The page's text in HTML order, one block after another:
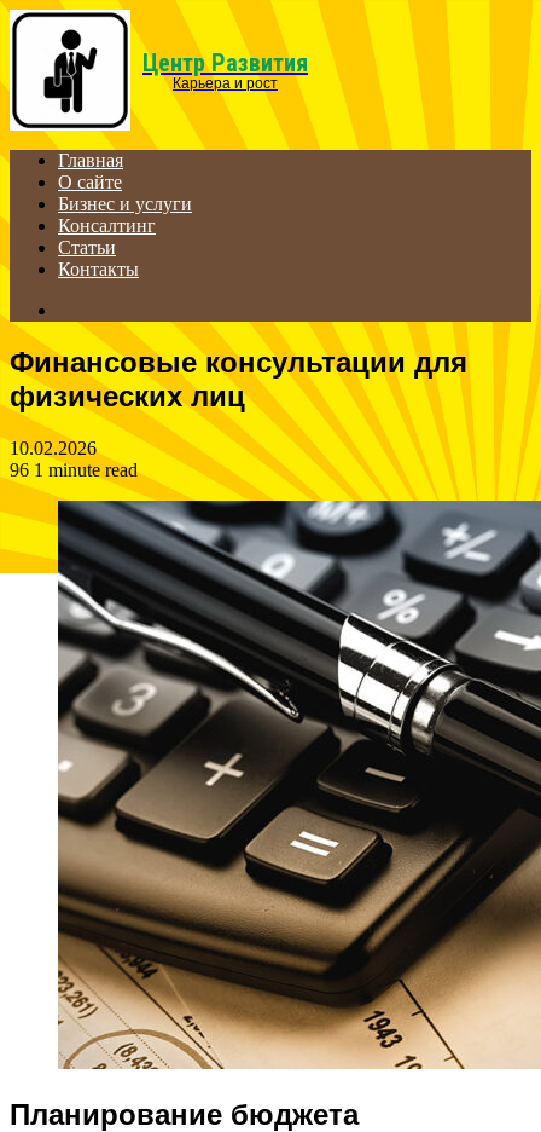
Menu
Центр Развития
Карьера и рост
Главная
О сайте
Бизнес и услуги
Консалтинг
Статьи
Контакты
Финансовые консультации для
физических лиц
10.02.2026
96 1 minute read
Планирование бюджета